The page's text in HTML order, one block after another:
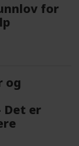
for
og
Det er